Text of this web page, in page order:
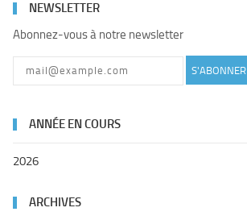
NEWSLETTER
Abonnez-vous à notre newsletter
S'ABONNER
ANNÉE EN COURS
2026
ARCHIVES